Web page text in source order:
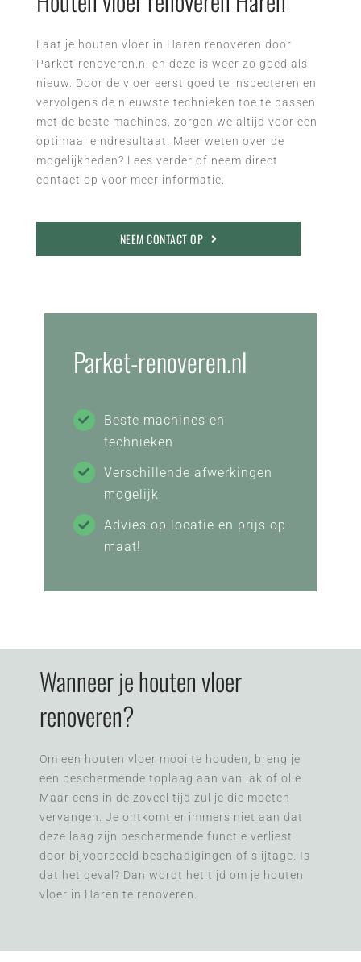
Laat je houten vloer in Haren renoveren door
Parket-renoveren.nl en deze is weer zo goed als
nieuw. Door de vloer eerst goed te inspecteren en
vervolgens de nieuwste technieken toe te passen
met de beste machines, zorgen we altijd voor een
optimaal eindresultaat. Meer weten over de
mogelijkheden? Lees verder of neem direct
contact op voor meer informatie.
NEEM CONTACT OP
Parket-renoveren.nl
Beste machines en
technieken
Verschillende afwerkingen
mogelijk
Advies op locatie en prijs op
maat!
Wanneer je houten vloer
renoveren?
Om een houten vloer mooi te houden, breng je
een beschermende toplaag aan van lak of olie.
Maar eens in de zoveel tijd zul je die moeten
vervangen. Je ontkomt er immers niet aan dat
deze laag zijn beschermende functie verliest
door bijvoorbeeld beschadigingen of slijtage. Is
dat het geval? Dan wordt het tijd om je houten
vloer in Haren te renoveren.